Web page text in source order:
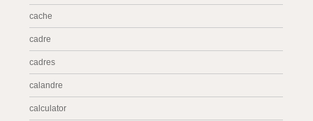
cache
cadre
cadres
calandre
calculator